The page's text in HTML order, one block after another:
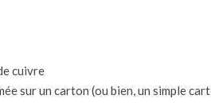
cuivre
sur un carton (ou bien, un simple